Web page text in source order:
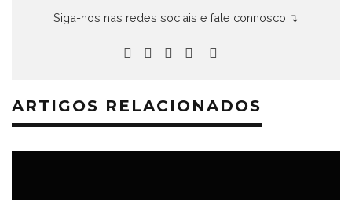
Siga-nos nas redes sociais e fale connosco ↴
ARTIGOS RELACIONADOS